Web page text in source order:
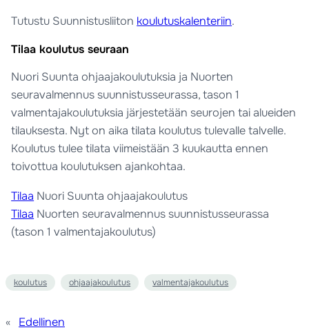
Tutustu Suunnistusliiton koulutuskalenteriin.
Tilaa koulutus seuraan
Nuori Suunta ohjaajakoulutuksia ja Nuorten
seuravalmennus suunnistusseurassa, tason 1
valmentajakoulutuksia järjestetään seurojen tai alueiden
tilauksesta. Nyt on aika tilata koulutus tulevalle talvelle.
Koulutus tulee tilata viimeistään 3 kuukautta ennen
toivottua koulutuksen ajankohtaa.
Tilaa Nuori Suunta ohjaajakoulutus
Tilaa Nuorten seuravalmennus suunnistusseurassa
(tason 1 valmentajakoulutus)
koulutus ohjaajakoulutus valmentajakoulutus
«
Edellinen